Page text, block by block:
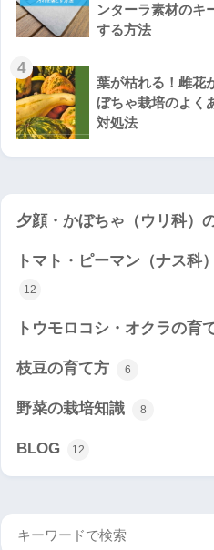
ンターラ素材のキ
する方法
4
葉が枯れる！雌花
ぼちゃ栽培のよく
対処法
夕顔・かぼちゃ（ウリ科）
トマト・ピーマン（ナス科
12
トウモロコシ・オクラの育
枝豆の育て方 6
野菜の栽培知識 8
BLOG 12